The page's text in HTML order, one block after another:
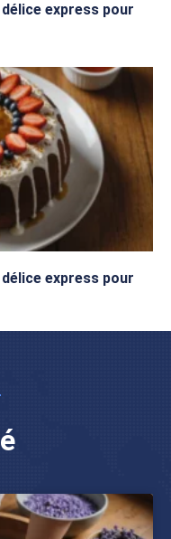
express pour
express pour